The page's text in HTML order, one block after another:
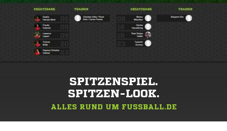
SPITZENSPIEL.
SPITZEN-LOOK.
ALLES RUND UM FUSSBALL.DE